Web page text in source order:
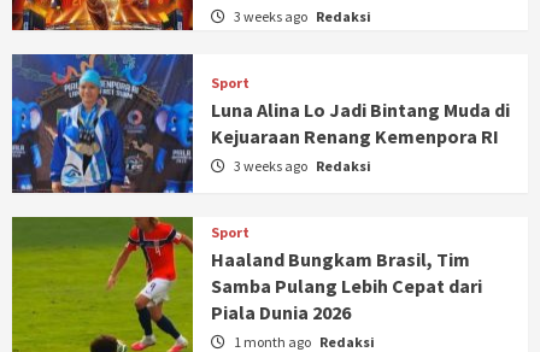
3 weeks ago Redaksi
Sport
Luna Alina Lo Jadi Bintang Muda di
Kejuaraan Renang Kemenpora RI
3 weeks ago Redaksi
Sport
Haaland Bungkam Brasil, Tim
Samba Pulang Lebih Cepat dari
Piala Dunia 2026
1 month ago Redaksi